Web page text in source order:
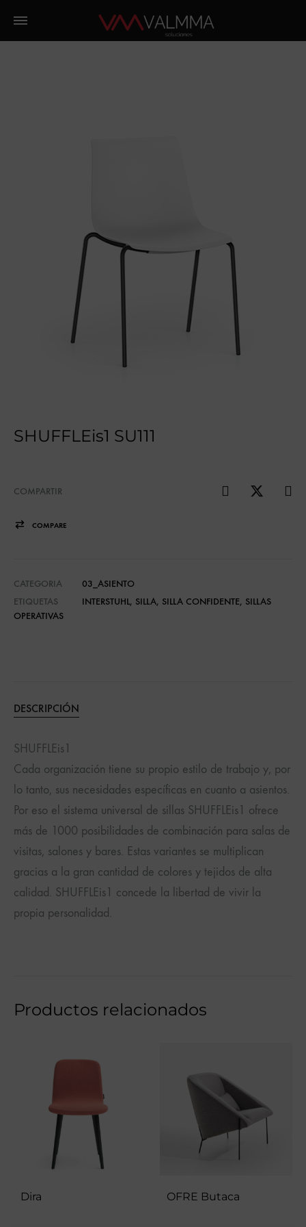
SHUFFLEis1 SU111
COMPARTIR
COMPARE
CATEGORIA
03_ASIENTO
ETIQUETAS
INTERSTUHL, SILLA, SILLA CONFIDENTE, SILLAS
OPERATIVAS
DESCRIPCIÓN
SHUFFLEis1
Cada organización tiene su propio estilo de trabajo y, por
lo tanto, sus necesidades específicas en cuanto a asientos.
Por eso el sistema universal de sillas SHUFFLEis1 ofrece
más de 1000 posibilidades de combinación para salas de
visitas, salones y bares. Estas variantes se multiplican
gracias a la gran cantidad de colores y tejidos de alta
calidad. SHUFFLEis1 concede la libertad de vivir la
propia personalidad.
Productos relacionados
Dira OFRE Butaca